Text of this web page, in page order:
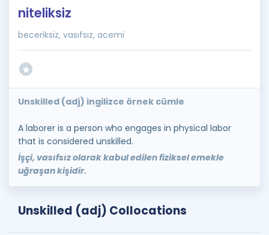
İngilizce Gramer
niteliksiz
beceriksiz, vasıfsız, acemi
Unskilled (adj) ingilizce örnek cümle
A laborer is a person who engages in physical labor
that is considered unskilled.
İşçi, vasıfsız olarak kabul edilen fiziksel emekle
uğraşan kişidir.
Unskilled (adj) Collocations